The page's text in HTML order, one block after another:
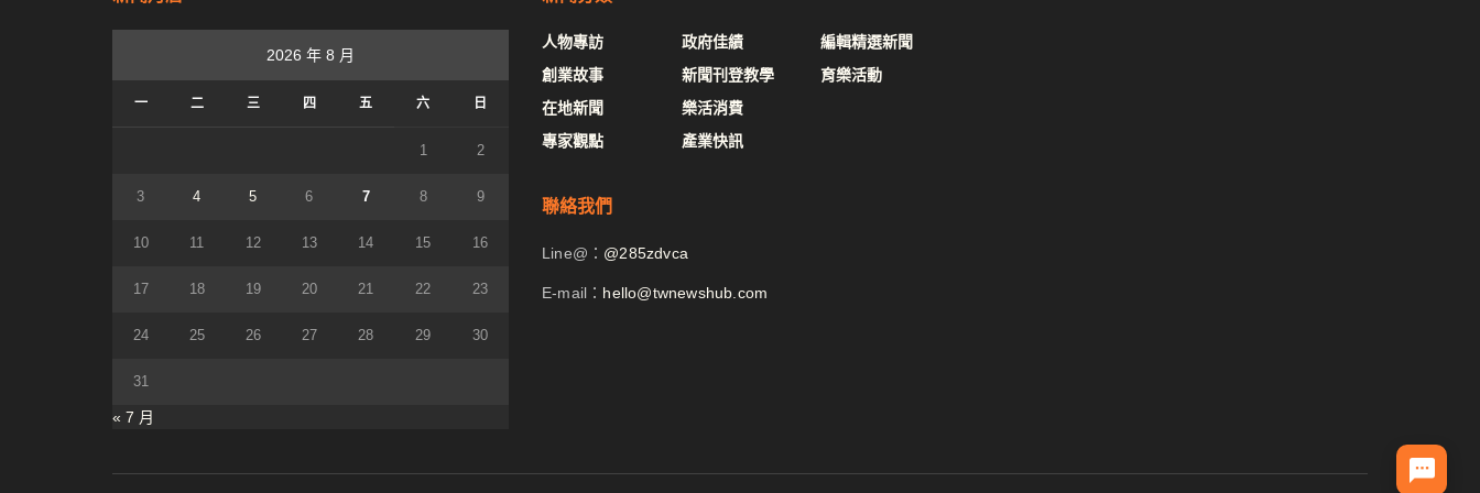
2026 年 8 月
一 二 三 四 五 六 日
1 2
3 4 5 6 7 8 9
10 11 12 13 14 15 16
17 18 19 20 21 22 23
24 25 26 27 28 29 30
31
« 7 月
人物專訪
創業故事
在地新聞
專家觀點
政府佳績
新聞刊登教學
樂活消費
產業快訊
編輯精選新聞
育樂活動
聯絡我們
Line@： @285zdvca
E-mail： hello@twnewshub.com